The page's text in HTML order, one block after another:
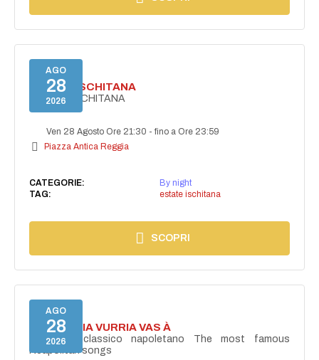
AGO
28
2026
ESTATE ISCHITANA
ESTATE ISCHITANA
Ven 28 Agosto Ore 21:30 -fino a Ore 23:59
Piazza Antica Reggia
CATEGORIE:
By night
TAG:
estate ischitana
SCOPRI
AGO
28
2026
I'TE VURRIA VURRIA VAS À
Concerto classico napoletano The most famous
Neapolitan songs